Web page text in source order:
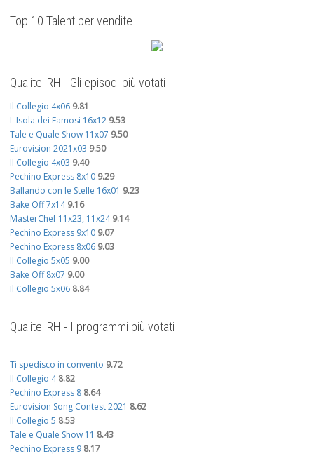
Top 10 Talent per vendite
Qualitel RH - Gli episodi più votati
Il Collegio 4x06 9.81
L'Isola dei Famosi 16x12 9.53
Tale e Quale Show 11x07 9.50
Eurovision 2021x03 9.50
Il Collegio 4x03 9.40
Pechino Express 8x10 9.29
Ballando con le Stelle 16x01 9.23
Bake Off 7x14 9.16
MasterChef 11x23, 11x24 9.14
Pechino Express 9x10 9.07
Pechino Express 8x06 9.03
Il Collegio 5x05 9.00
Bake Off 8x07 9.00
Il Collegio 5x06 8.84
Qualitel RH - I programmi più votati
Ti spedisco in convento 9.72
Il Collegio 4 8.82
Pechino Express 8 8.64
Eurovision Song Contest 2021 8.62
Il Collegio 5 8.53
Tale e Quale Show 11 8.43
Pechino Express 9 8.17